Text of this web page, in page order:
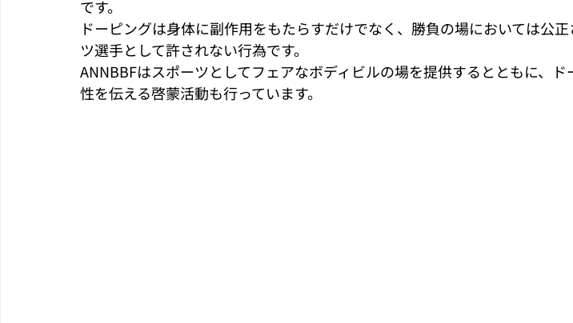
です。
ドーピングは身体に副作用をもたらすだけでなく、勝負の場においては公
ツ選手として許されない行為です。
ANNBBFはスポーツとしてフェアなボディビルの場を提供するとともに、
性を伝える啓蒙活動も行っています。